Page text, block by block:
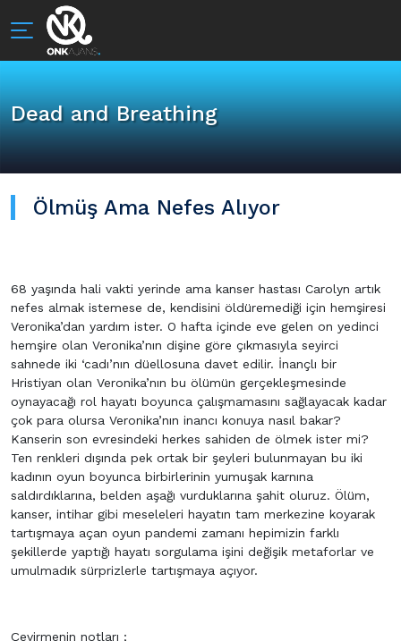
Dead and Breathing
Ölmüş Ama Nefes Alıyor
68 yaşında hali vakti yerinde ama kanser hastası Carolyn artık
nefes almak istemese de, kendisini öldüremediği için hemşiresi
Veronika’dan yardım ister. O hafta içinde eve gelen on yedinci
hemşire olan Veronika’nın dişine göre çıkmasıyla seyirci
sahnede iki ‘cadı’nın düellosuna davet edilir. İnançlı bir
Hristiyan olan Veronika’nın bu ölümün gerçekleşmesinde
oynayacağı rol hayatı boyunca çalışmamasını sağlayacak kadar
çok para olursa Veronika’nın inancı konuya nasıl bakar?
Kanserin son evresindeki herkes sahiden de ölmek ister mi?
Ten renkleri dışında pek ortak bir şeyleri bulunmayan bu iki
kadının oyun boyunca birbirlerinin yumuşak karnına
saldırdıklarına, belden aşağı vurduklarına şahit oluruz. Ölüm,
kanser, intihar gibi meseleleri hayatın tam merkezine koyarak
tartışmaya açan oyun pandemi zamanı hepimizin farklı
şekillerde yaptığı hayatı sorgulama işini değişik metaforlar ve
umulmadık sürprizlerle tartışmaya açıyor.
Çevirmenin notları ;